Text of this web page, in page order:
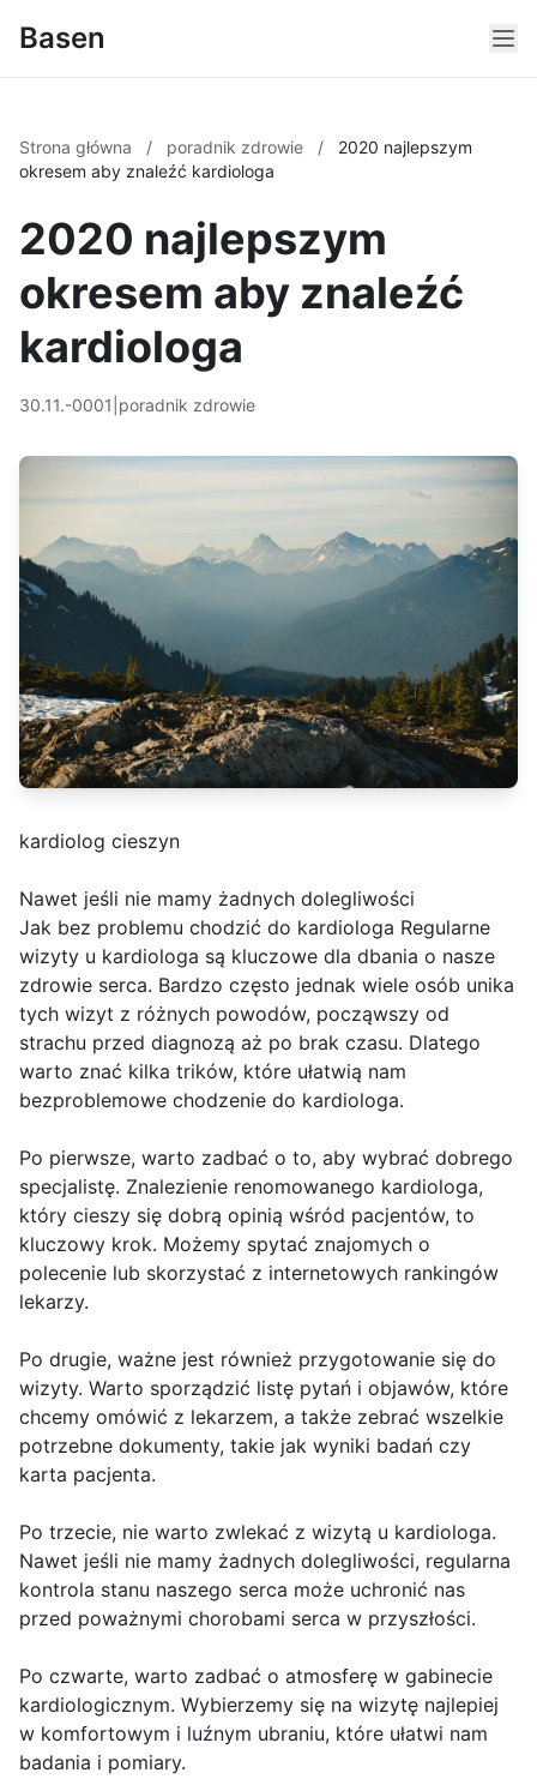
Basen
Strona główna / poradnik zdrowie /
2020 najlepszym
okresem aby znaleźć kardiologa
2020 najlepszym
okresem aby znaleźć
kardiologa
30.11.-0001 poradnik zdrowie
kardiolog cieszyn
Nawet jeśli nie mamy żadnych dolegliwości
Jak bez problemu chodzić do kardiologa Regularne
wizyty u kardiologa są kluczowe dla dbania o nasze
zdrowie serca. Bardzo często jednak wiele osób unika
tych wizyt z różnych powodów, począwszy od
strachu przed diagnozą aż po brak czasu. Dlatego
warto znać kilka trików, które ułatwią nam
bezproblemowe chodzenie do kardiologa.
Po pierwsze, warto zadbać o to, aby wybrać dobrego
specjalistę. Znalezienie renomowanego kardiologa,
który cieszy się dobrą opinią wśród pacjentów, to
kluczowy krok. Możemy spytać znajomych o
polecenie lub skorzystać z internetowych rankingów
lekarzy.
Po drugie, ważne jest również przygotowanie się do
wizyty. Warto sporządzić listę pytań i objawów, które
chcemy omówić z lekarzem, a także zebrać wszelkie
potrzebne dokumenty, takie jak wyniki badań czy
karta pacjenta.
Po trzecie, nie warto zwlekać z wizytą u kardiologa.
Nawet jeśli nie mamy żadnych dolegliwości, regularna
kontrola stanu naszego serca może uchronić nas
przed poważnymi chorobami serca w przyszłości.
Po czwarte, warto zadbać o atmosferę w gabinecie
kardiologicznym. Wybierzemy się na wizytę najlepiej
w komfortowym i luźnym ubraniu, które ułatwi nam
badania i pomiary.